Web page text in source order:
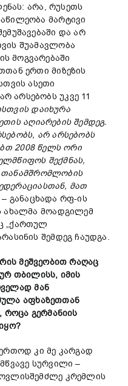
არა, რუსეთს
მარტივი
და არ
შუამავლობა
მოგვარებაში
ერთი მიზეზის
ასეთი
არსებობს უკვე 11
დაიხურა
აღიარების შემდეგ.
ებობს, არ არსებობს
2008 წელს ორი
შექმნას,
თანამშრომლობის
მათ
– განაცხადა რფ-ის
ახალმა მოადგილემ
„ქართულ
შემდეგ ჩაუდგა.
ისმეშვეობითრაღაც
თბილისს, იმის
მან
აფხაზეთთან
როცა გერმანიის
ო?
კი მე კარგად
სურვილი –
კრემლის